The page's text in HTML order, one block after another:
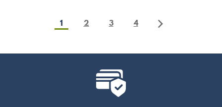
1 2 3 4